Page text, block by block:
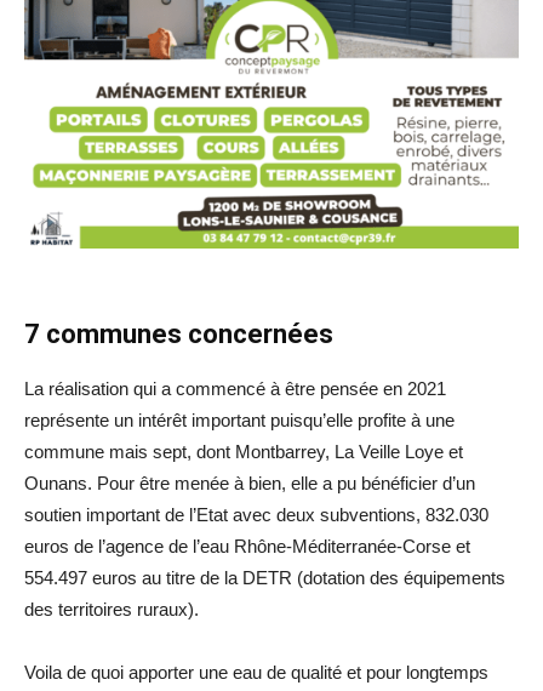
7 communes concernées
La réalisation qui a commencé à être pensée en 2021
représente un intérêt important puisqu’elle profite à une
commune mais sept, dont Montbarrey, La Veille Loye et
Ounans. Pour être menée à bien, elle a pu bénéficier d’un
soutien important de l’Etat avec deux subventions, 832.030
euros de l’agence de l’eau Rhône-Méditerranée-Corse et
554.497 euros au titre de la DETR (dotation des équipements
des territoires ruraux).
Voila de quoi apporter une eau de qualité et pour longtemps